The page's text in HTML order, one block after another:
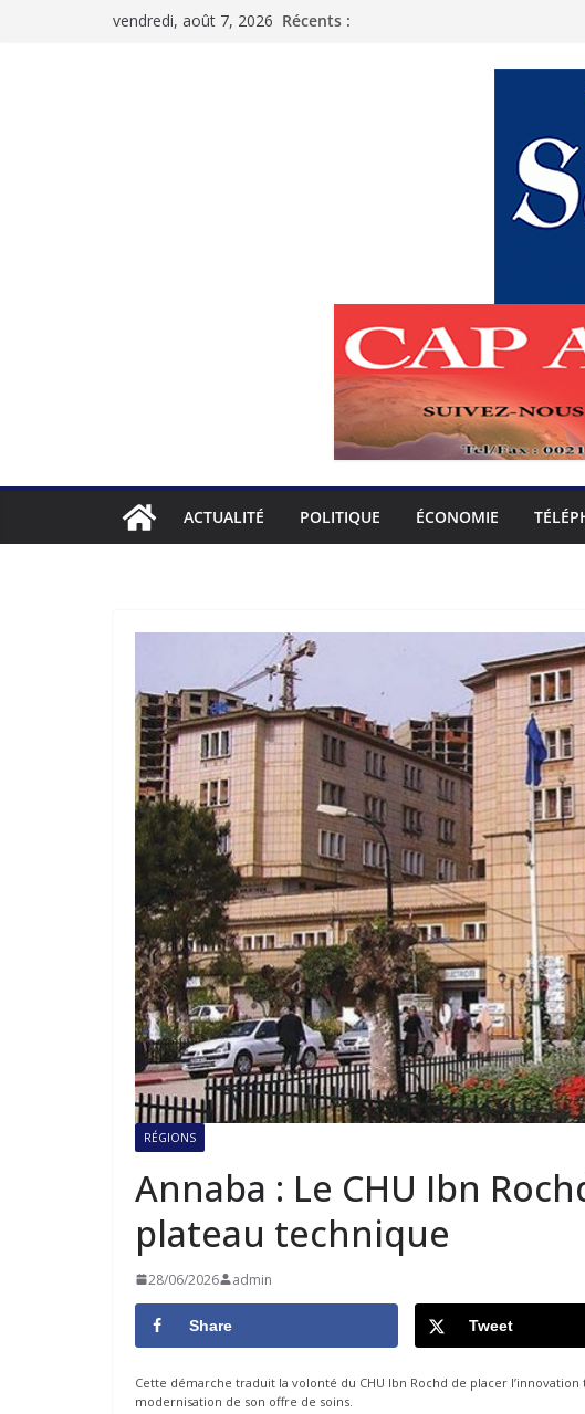
vendredi, août 7, 2026 Récents :
ACTUALITÉ POLITIQUE ÉCONOMIE
RÉGIONS
Annaba : Le CHU Ibn
plateau technique
28/06/2026 admin
Share Tweet
Cette démarche traduit la volonté du CHU Ibn Rochd de placer
modernisation de son offre de soins.